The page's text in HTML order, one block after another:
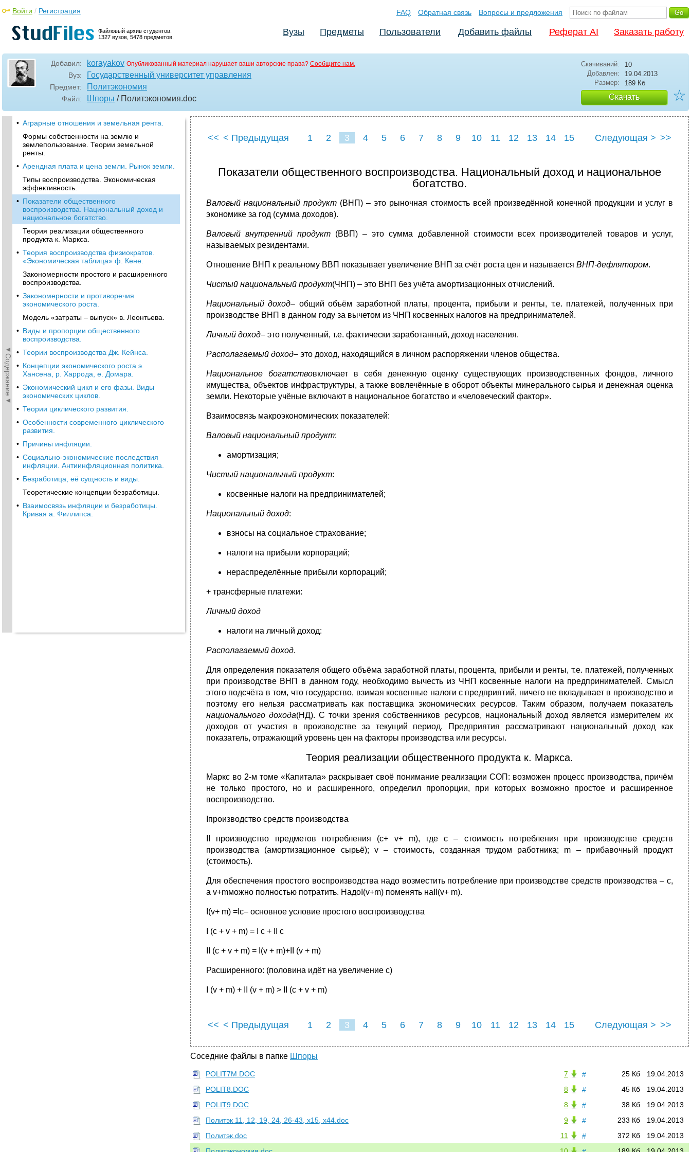
Файловый архив студентов.
1327 вузов, 5478 предметов.
Войти / Регистрация FAQ Обратная связь Вопросы и предложения
Вузы Предметы Пользователи Добавить файлы Реферат AI Заказать работу
Добавил: korayakov Опубликованный материал нарушает ваши авторские права? Сообщите нам.
Вуз: Государственный университет управления
Предмет: Политэкономия
Файл: Шпоры / Политэкономия.doc
Скачиваний:
10
Добавлен:
19.04.2013
Размер:
189 Кб
Скачать ☆
◄Содержание◄
• Аграрные отношения и земельная рента.
Формы собственности на землю и
землепользование. Теории земельной
ренты.
• Арендная плата и цена земли. Рынок земли.
Типы воспроизводства. Экономическая
эффективность.
• Показатели общественного
воспроизводства. Национальный доход и
национальное богатство.
Теория реализации общественного
продукта к. Маркса.
• Теория воспроизводства физиократов.
«Экономическая таблица» ф. Кене.
Закономерности простого и расширенного
воспроизводства.
• Закономерности и противоречия
экономического роста.
Модель «затраты – выпуск» в. Леонтьева.
• Виды и пропорции общественного
воспроизводства.
• Теории воспроизводства Дж. Кейнса.
• Концепции экономического роста э.
Хансена, р. Харрода, е. Домара.
• Экономический цикл и его фазы. Виды
экономических циклов.
• Теории циклического развития.
• Особенности современного циклического
развития.
• Причины инфляции.
• Социально-экономические последствия
инфляции. Антиинфляционная политика.
• Безработица, её сущность и виды.
Теоретические концепции безработицы.
• Взаимосвязь инфляции и безработицы.
Кривая а. Филлипса.
<< < Предыдущая 1 2 3 4 5 6 7 8 9 10 11 12 13 14 15 Следующая > >>
Показатели общественного воспроизводства. Национальный доход и национальное
богатство.
Валовый национальный продукт (ВНП) – это рыночная стоимость всей произведённой конечной продукции и услуг в
экономике за год (сумма доходов).
Валовый внутренний продукт (ВВП) – это сумма добавленной стоимости всех производителей товаров и услуг,
называемых резидентами.
Отношение ВНП к реальному ВВП показывает увеличение ВНП за счёт роста цен и называется ВНП-дефлятором.
Чистый национальный продукт(ЧНП) – это ВНП без учёта амортизационных отчислений.
Национальный доход– общий объём заработной платы, процента, прибыли и ренты, т.е. платежей, полученных при
производстве ВНП в данном году за вычетом из ЧНП косвенных налогов на предпринимателей.
Личный доход– это полученный, т.е. фактически заработанный, доход населения.
Располагаемый доход– это доход, находящийся в личном распоряжении членов общества.
Национальное богатствовключает в себя денежную оценку существующих производственных фондов, личного
имущества, объектов инфраструктуры, а также вовлечённые в оборот объекты минерального сырья и денежная оценка
земли. Некоторые учёные включают в национальное богатство и «человеческий фактор».
Взаимосвязь макроэкономических показателей:
Валовый национальный продукт:
амортизация;
Чистый национальный продукт:
косвенные налоги на предпринимателей;
Национальный доход:
взносы на социальное страхование;
налоги на прибыли корпораций;
нераспределённые прибыли корпораций;
+ трансферные платежи:
Личный доход
налоги на личный доход:
Располагаемый доход.
Для определения показателя общего объёма заработной платы, процента, прибыли и ренты, т.е. платежей, полученных
при производстве ВНП в данном году, необходимо вычесть из ЧНП косвенные налоги на предпринимателей. Смысл
этого подсчёта в том, что государство, взимая косвенные налоги с предприятий, ничего не вкладывает в производство и
поэтому его нельзя рассматривать как поставщика экономических ресурсов. Таким образом, получаем показатель
национального дохода(НД). С точки зрения собственников ресурсов, национальный доход является измерителем их
доходов от участия в производстве за текущий период. Предприятия рассматривают национальный доход как
показатель, отражающий уровень цен на факторы производства или ресурсы.
Теория реализации общественного продукта к. Маркса.
Маркс во 2-м томе «Капитала» раскрывает своё понимание реализации СОП: возможен процесс производства, причём
не только простого, но и расширенного, определил пропорции, при которых возможно простое и расширенное
воспроизводство.
Iпроизводство средств производства
II производство предметов потребления (c+ v+ m), где c – стоимость потребления при производстве средств
производства (амортизационное сырьё); v – стоимость, созданная трудом работника; m – прибавочный продукт
(стоимость).
Для обеспечения простого воспроизводства надо возместить потребление при производстве средств производства – с,
а v+mможно полностью потратить. НадоI(v+m) поменять наII(v+ m).
I(v+ m) =Ic– основное условие простого воспроизводства
I (c + v + m) = I c + II c
II (c + v + m) = I(v + m)+II (v + m)
Расширенного: (половина идёт на увеличение с)
I (v + m) + II (v + m) > II (c + v + m)
<< < Предыдущая 1 2 3 4 5 6 7 8 9 10 11 12 13 14 15 Следующая > >>
Соседние файлы в папке Шпоры
# 19.04.2013
25 Кб
7
POLIT7M.DOC
#
19.04.2013
45 Кб
8
POLIT8.DOC
#
19.04.2013
38 Кб
8
POLIT9.DOC
#
19.04.2013
233 Кб
9
Политэк 11, 12, 19, 24, 26-43, х15, х44.doc
#
19.04.2013
372 Кб
11
Политэк.doc